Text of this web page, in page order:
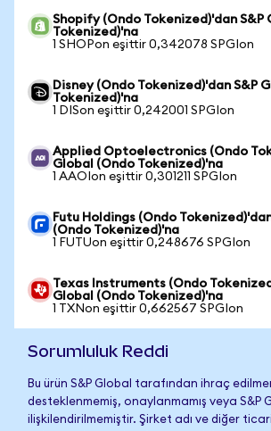
Shopify (Ondo Tokenized)'dan S&P
Tokenized)'na
1 SHOPon eşittir 0,342078 SPGIon
Disney (Ondo Tokenized)'dan S&P
Tokenized)'na
1 DISon eşittir 0,242001 SPGIon
Applied Optoelectronics (Ondo
Global (Ondo Tokenized)'na
1 AAOIon eşittir 0,301211 SPGIon
Futu Holdings (Ondo
(Ondo Tokenized)'na
1 FUTUon eşittir 0,248676 SPGIon
Texas Instruments (Ondo
Global (Ondo Tokenized)'na
1 TXNon eşittir 0,662567 SPGIon
Sorumluluk Reddi
Bu ürün S&P Global tarafından ihraç
desteklenmemiş, onaylanmamış veya S&P
ilişkilendirilmemiştir. Şirket adı ve diğer